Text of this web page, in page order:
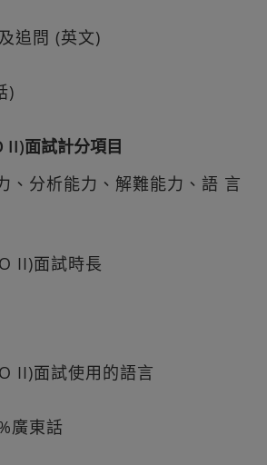
追問 (英文)
)
II)面試計分項目
、分析能力、解難能力、語 言
II)面試時長
II)面試使用的語言
廣東話